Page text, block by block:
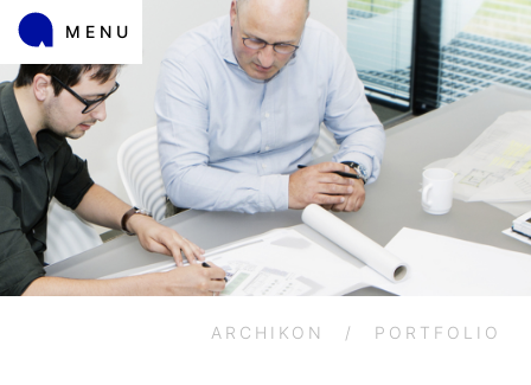
MENU
ARCHIKON / PORTFOLIO